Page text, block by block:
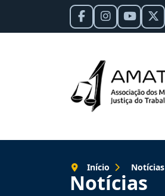
Notícias
Início Notícias